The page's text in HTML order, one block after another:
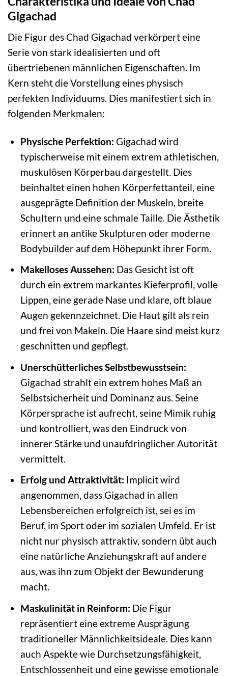
Gigachad
Die Figur des Chad Gigachad verkörpert eine
Serie von stark idealisierten und oft
übertriebenen männlichen Eigenschaften. Im
Kern steht die Vorstellung eines physisch
perfekten Individuums. Dies manifestiert sich in
folgenden Merkmalen:
Physische Perfektion: Gigachad wird
typischerweise mit einem extrem athletischen,
muskulösen Körperbau dargestellt. Dies
beinhaltet einen hohen Körperfettanteil, eine
ausgeprägte Definition der Muskeln, breite
Schultern und eine schmale Taille. Die Ästhetik
erinnert an antike Skulpturen oder moderne
Bodybuilder auf dem Höhepunkt ihrer Form.
Makelloses Aussehen: Das Gesicht ist oft
durch ein extrem markantes Kieferprofil, volle
Lippen, eine gerade Nase und klare, oft blaue
Augen gekennzeichnet. Die Haut gilt als rein
und frei von Makeln. Die Haare sind meist kurz
geschnitten und gepflegt.
Unerschütterliches Selbstbewusstsein:
Gigachad strahlt ein extrem hohes Maß an
Selbstsicherheit und Dominanz aus. Seine
Körpersprache ist aufrecht, seine Mimik ruhig
und kontrolliert, was den Eindruck von
innerer Stärke und unaufdringlicher Autorität
vermittelt.
Erfolg und Attraktivität: Implicit wird
angenommen, dass Gigachad in allen
Lebensbereichen erfolgreich ist, sei es im
Beruf, im Sport oder im sozialen Umfeld. Er ist
nicht nur physisch attraktiv, sondern übt auch
eine natürliche Anziehungskraft auf andere
aus, was ihn zum Objekt der Bewunderung
macht.
Maskulinität in Reinform: Die Figur
repräsentiert eine extreme Ausprägung
traditioneller Männlichkeitsideale. Dies kann
auch Aspekte wie Durchsetzungsfähigkeit,
Entschlossenheit und eine gewisse emotionale